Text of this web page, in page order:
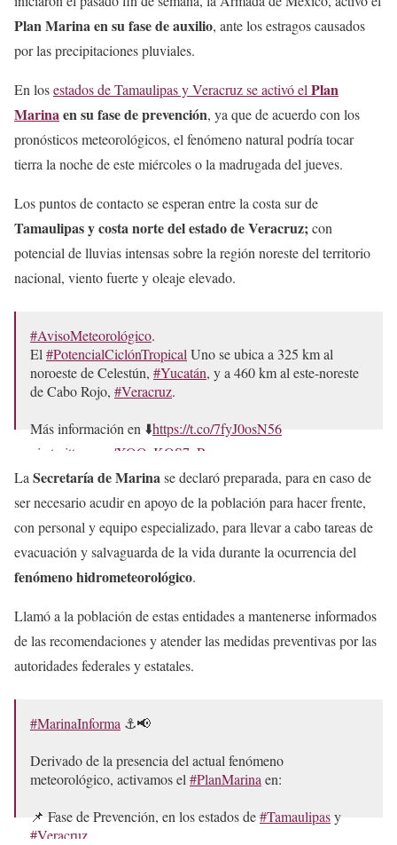
Plan Marina en su fase de auxilio, ante los estragos causados
por las precipitaciones pluviales.
En losestados de Tamaulipas y Veracruz se activó el Plan
Marinaen su fase de prevención, ya que de acuerdo con los
pronósticos meteorológicos, el fenómeno natural podría tocar
tierra la noche de este miércoles o la madrugada del jueves.
Los puntos de contacto se esperan entre la costa sur de
Tamaulipas y costa norte del estado de Veracruz;con
potencial de lluvias intensas sobre la región noreste del territorio
nacional, viento fuerte y oleaje elevado.
#AvisoMeteorológico.
El #PotencialCiclónTropical Uno se ubica a 325 km al
noroeste de Celestún, #Yucatán, y a 460 km al este-noreste
de Cabo Rojo, #Veracruz.
Más información en ⬇️https://t.co/7fyJ0osN56
pic.twitter.com/XOOeKQS7gR
— CONAGUA Clima (@conagua_clima)June 19, 2024
La Secretaría de Marinase declaró preparada, para en caso de
ser necesario acudir en apoyo de la población para hacer frente,
con personal y equipo especializado, para llevar a cabo tareas de
evacuación y salvaguarda de la vida durante la ocurrencia del
fenómeno hidrometeorológico.
Llamó a la población de estas entidades a mantenerse informados
de las recomendaciones y atender las medidas preventivas por las
autoridades federales y estatales.
#MarinaInforma ⚓📢
Derivado de la presencia del actual fenómeno
meteorológico, activamos el #PlanMarina en:
📌 Fase de Prevención, en los estados de#Tamaulipasy
#Veracruz